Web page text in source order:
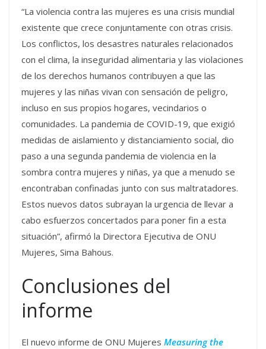
“La violencia contra las mujeres es una crisis mundial
existente que crece conjuntamente con otras crisis.
Los conflictos, los desastres naturales relacionados
con el clima, la inseguridad alimentaria y las violaciones
de los derechos humanos contribuyen a que las
mujeres y las niñas vivan con sensación de peligro,
incluso en sus propios hogares, vecindarios o
comunidades. La pandemia de COVID-19, que exigió
medidas de aislamiento y distanciamiento social, dio
paso a una segunda pandemia de violencia en la
sombra contra mujeres y niñas, ya que a menudo se
encontraban confinadas junto con sus maltratadores.
Estos nuevos datos subrayan la urgencia de llevar a
cabo esfuerzos concertados para poner fin a esta
situación”, afirmó la Directora Ejecutiva de ONU
Mujeres, Sima Bahous.
Conclusiones del
informe
El nuevo informe de ONU Mujeres Measuring the